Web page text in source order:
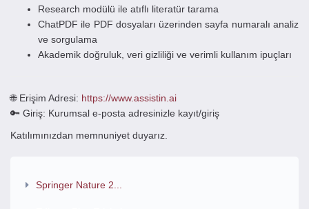
Research modülü ile atıflı literatür tarama
ChatPDF ile PDF dosyaları üzerinden sayfa numaralı analiz
ve sorgulama
Akademik doğruluk, veri gizliliği ve verimli kullanım ipuçları
🌐 Erişim Adresi: https://www.assistin.ai
🔑 Giriş: Kurumsal e-posta adresinizle kayıt/giriş
Katılımınızdan memnuniyet duyarız.
Springer Nature 2...